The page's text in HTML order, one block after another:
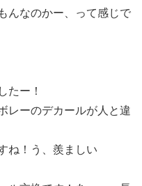
んなのかー、って感じで
たー！
レーのデカールが人と違
ね！う、羨ましい